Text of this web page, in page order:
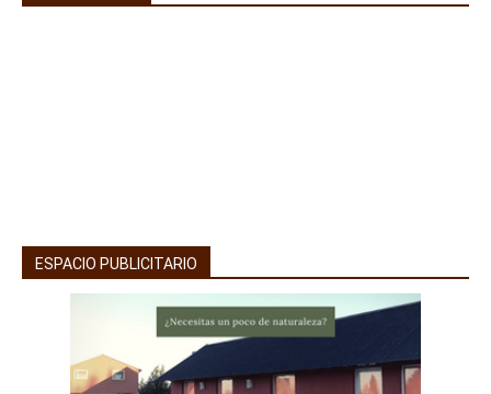
ESPACIO PUBLICITARIO